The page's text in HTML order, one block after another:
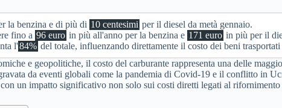
la benzina e di più di 10 centesimi per il diesel da metà gennaio.
fino a 96 euro in più all'anno per la benzina e 171 euro in più per il
l'84% del totale, influenzando direttamente il costo dei beni
e geopolitiche, il costo del carburante rappresenta una delle
da eventi globali come la pandemia di Covid-19 e il conflitto in
un impatto significativo non solo sui costi diretti legati al